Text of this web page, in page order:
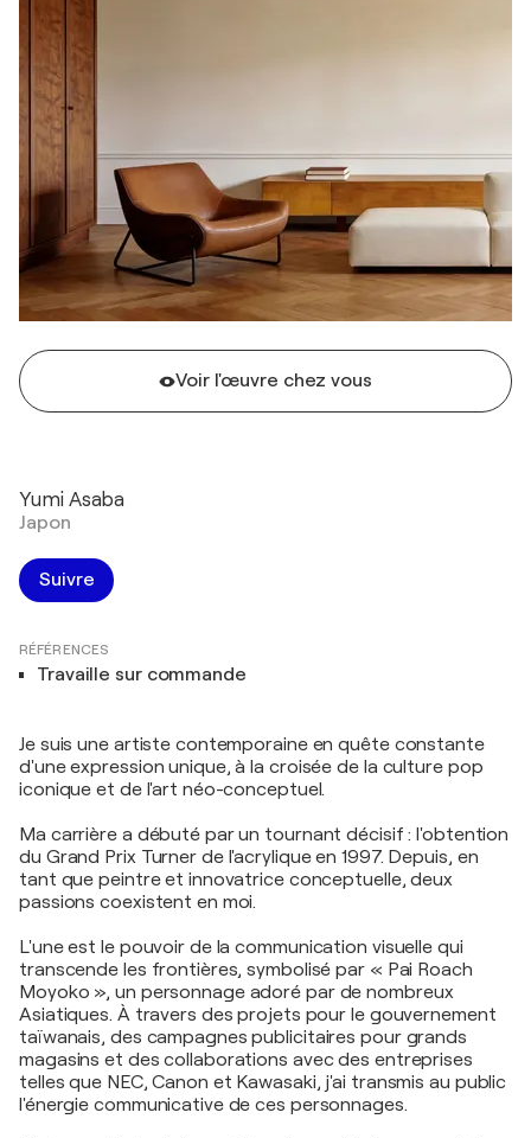
Voir l'œuvre chez vous
Yumi Asaba
Japon
Suivre
RÉFÉRENCES
Travaille sur commande
Je suis une artiste contemporaine en quête constante
d'une expression unique, à la croisée de la culture pop
iconique et de l'art néo-conceptuel.
Ma carrière a débuté par un tournant décisif : l'obtention
du Grand Prix Turner de l'acrylique en 1997. Depuis, en
tant que peintre et innovatrice conceptuelle, deux
passions coexistent en moi.
L'une est le pouvoir de la communication visuelle qui
transcende les frontières, symbolisé par « Pai Roach
Moyoko », un personnage adoré par de nombreux
Asiatiques. À travers des projets pour le gouvernement
taïwanais, des campagnes publicitaires pour grands
magasins et des collaborations avec des entreprises
telles que NEC, Canon et Kawasaki, j'ai transmis au public
l'énergie communicative de ces personnages.